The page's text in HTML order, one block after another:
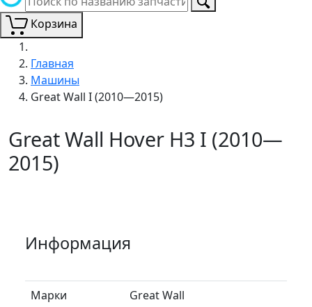
Корзина
Главная
Машины
Great Wall I (2010—2015)
Great Wall Hover H3 I (2010—
2015)
Информация
Марки
Great Wall